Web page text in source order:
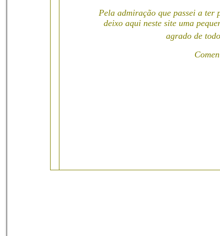
Pela admiração que passei a ter
deixo aqui neste site uma
agrado de